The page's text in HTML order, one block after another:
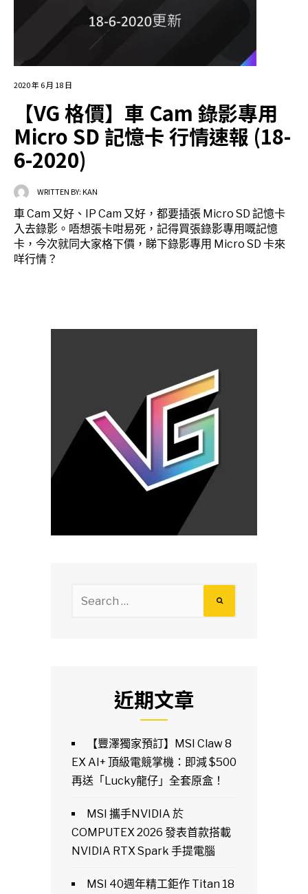
2020 年 6 月 18 日
【VG 格價】車 Cam 錄影專用
Micro SD 記憶卡 行情速報 (18-
6-2020)
WRITTEN BY:KAN
車 Cam 又好、IP Cam 又好，都要插張 Micro SD 記憶卡
入去錄影。唔想張卡咁易死，記得買張錄影專用嘅記憶
卡，今次就同大家格下價，睇下錄影專用 Micro SD 卡來
咩行情？
近期文章
【豐澤獨家預訂】MSI Claw 8
EX AI+ 頂級電競掌機：即減 $500
再送「Lucky龍仔」全套原盒！
MSI 攜手NVIDIA 於
COMPUTEX 2026 發表首款搭載
NVIDIA RTX Spark 手提電腦
MSI 40週年精工鉅作 Titan 18